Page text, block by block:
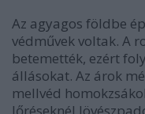
Az agyagos földbe
védművek voltak. A
betemették, ezért
állásokat. Az árok
mellvéd